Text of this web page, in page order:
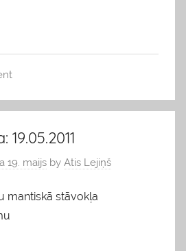
19. maijs by Atis Lejiņš
mantiskā stāvokļa